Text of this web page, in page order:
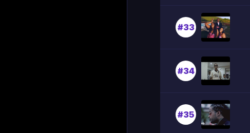
#33
#34
#35